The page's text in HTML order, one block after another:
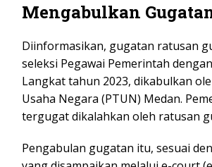
Mengabulkan
Diinformasikan, gugatan ratusan
seleksi Pegawai Pemerintah
Langkat tahun 2023, dikabulkan
Usaha Negara (PTUN) Medan.
tergugat dikalahkan oleh ratusan
Pengabulan gugatan itu, sesuai